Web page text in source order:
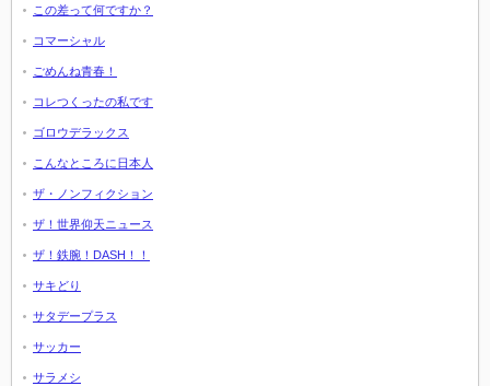
この差って何ですか？
コマーシャル
ごめんね青春！
コレつくったの私です
ゴロウデラックス
こんなところに日本人
ザ・ノンフィクション
ザ！世界仰天ニュース
ザ！鉄腕！DASH！！
サキどり
サタデープラス
サッカー
サラメシ